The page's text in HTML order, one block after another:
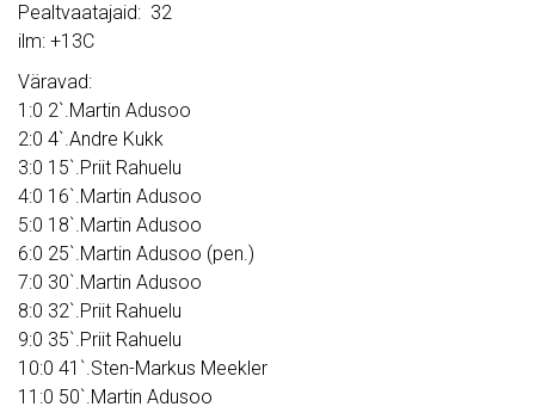
Pealtvaatajaid: 32
ilm: +13C
Väravad:
1:0 2`.Martin Adusoo
2:0 4`.Andre Kukk
3:0 15`.Priit Rahuelu
4:0 16`.Martin Adusoo
5:0 18`.Martin Adusoo
6:0 25`.Martin Adusoo (pen.)
7:0 30`.Martin Adusoo
8:0 32`.Priit Rahuelu
9:0 35`.Priit Rahuelu
10:0 41`.Sten-Markus Meekler
11:0 50`.Martin Adusoo